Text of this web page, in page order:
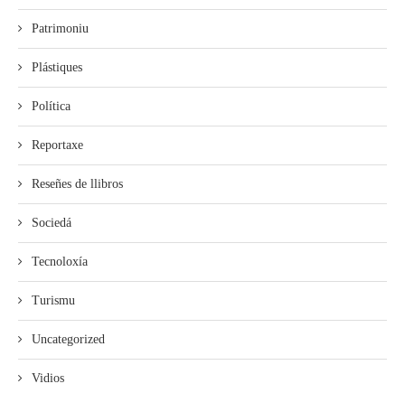
Patrimoniu
Plástiques
Política
Reportaxe
Reseñes de llibros
Sociedá
Tecnoloxía
Turismu
Uncategorized
Vidios